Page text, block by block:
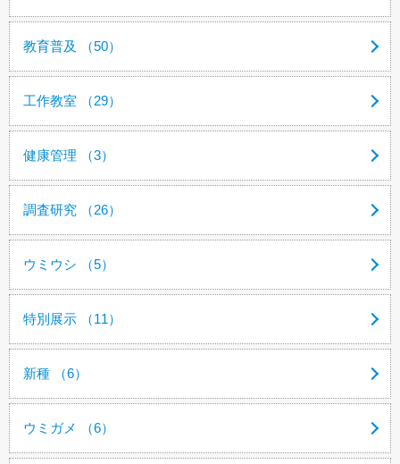
教育普及 （50）
工作教室 （29）
健康管理 （3）
調査研究 （26）
ウミウシ （5）
特別展示 （11）
新種 （6）
ウミガメ （6）